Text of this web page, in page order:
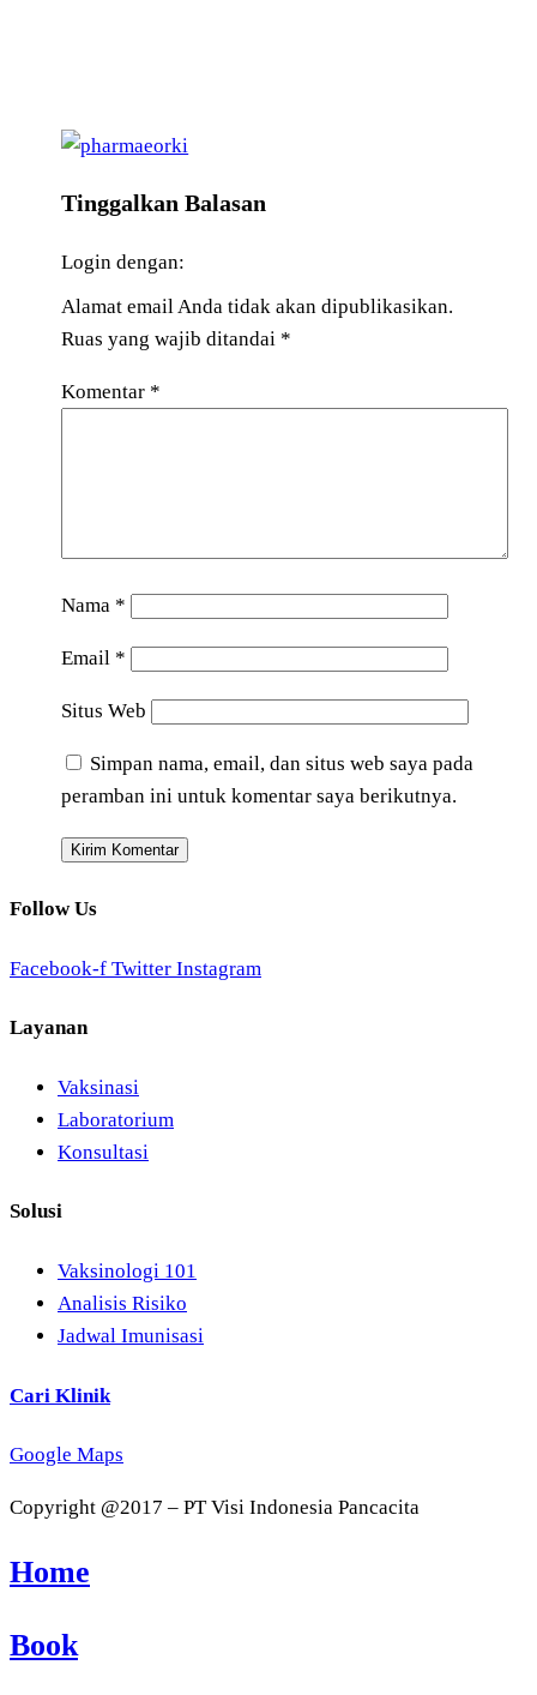
Tinggalkan Balasan
Login dengan:
Alamat email Anda tidak akan dipublikasikan.
Ruas yang wajib ditandai *
Komentar *
Nama *
Email *
Situs Web
Simpan nama, email, dan situs web saya pada
peramban ini untuk komentar saya berikutnya.
Follow Us
Facebook-f Twitter Instagram
Layanan
Vaksinasi
Laboratorium
Konsultasi
Solusi
Vaksinologi 101
Analisis Risiko
Jadwal Imunisasi
Cari Klinik
Google Maps
Copyright @2017 – PT Visi Indonesia Pancacita
Home
Book